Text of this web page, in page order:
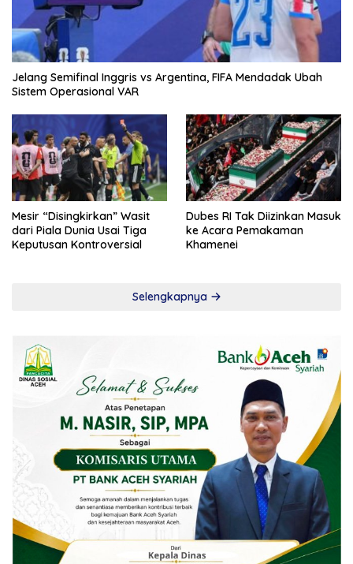
Jelang Semifinal Inggris vs Argentina, FIFA Mendadak Ubah
Sistem Operasional VAR
Mesir “Disingkirkan” Wasit
dari Piala Dunia Usai Tiga
Keputusan Kontroversial
Dubes RI Tak Diizinkan Masuk
ke Acara Pemakaman
Khamenei
Selengkapnya